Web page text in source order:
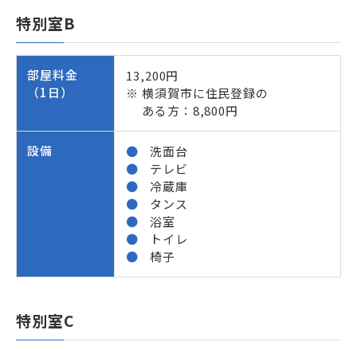
特別室B
部屋料金
（1日）
13,200円
横須賀市に住民登録の
ある方：8,800円
設備
洗面台
テレビ
冷蔵庫
タンス
浴室
トイレ
椅子
特別室C